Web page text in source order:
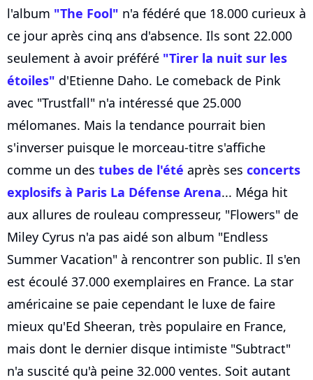
l'album "The Fool" n'a fédéré que 18.000 curieux à
ce jour après cinq ans d'absence. Ils sont 22.000
seulement à avoir préféré "Tirer la nuit sur les
étoiles" d'Etienne Daho. Le comeback de Pink
avec "Trustfall" n'a intéressé que 25.000
mélomanes. Mais la tendance pourrait bien
s'inverser puisque le morceau-titre s'affiche
comme un des tubes de l'été après ses concerts
explosifs à Paris La Défense Arena... Méga hit
aux allures de rouleau compresseur, "Flowers" de
Miley Cyrus n'a pas aidé son album "Endless
Summer Vacation" à rencontrer son public. Il s'en
est écoulé 37.000 exemplaires en France. La star
américaine se paie cependant le luxe de faire
mieux qu'Ed Sheeran, très populaire en France,
mais dont le dernier disque intimiste "Subtract"
n'a suscité qu'à peine 32.000 ventes. Soit autant